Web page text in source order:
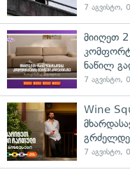
7 აგვისტო,
მიიღეთ
ნაწილ
7 აგვისტო,
Wine
7 აგვისტო,